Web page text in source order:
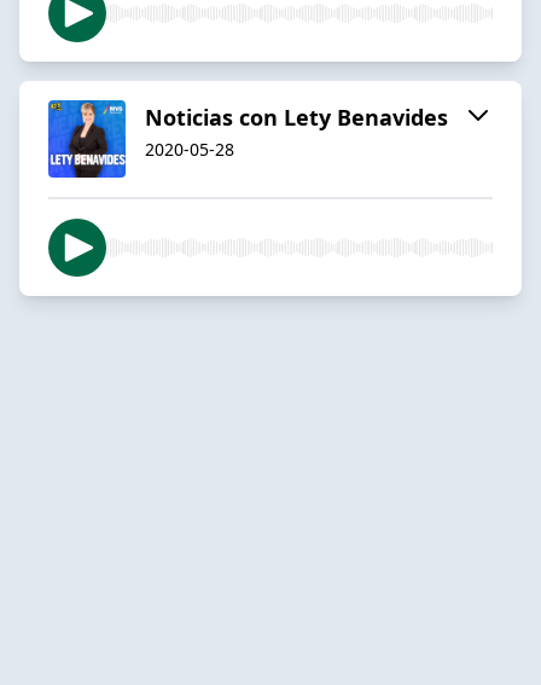
Noticias con Lety Benavides
2020-05-28